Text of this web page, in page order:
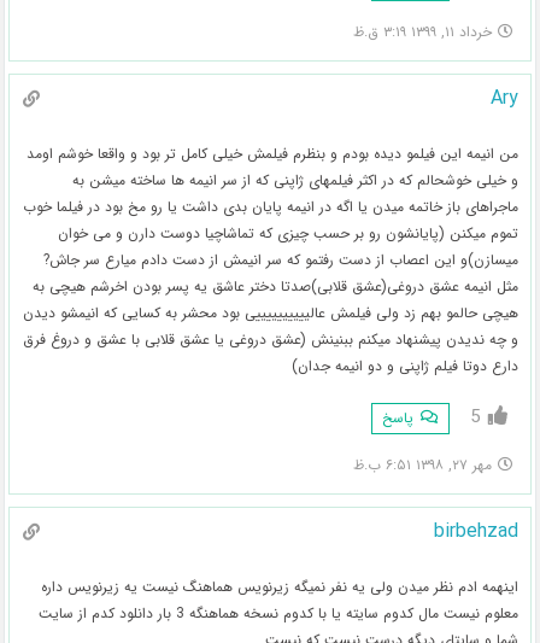
خرداد ۱۱, ۱۳۹۹ ۳:۱۹ ق.ظ
Ary
من انیمه این فیلمو دیده بودم و بنظرم فیلمش خیلی کامل تر بود و واقعا خوشم اومد
و خیلی خوشحالم که در اکثر فیلمهای ژاپنی که از سر انیمه ها ساخته میشن به
ماجراهای باز خاتمه میدن یا اگه در انیمه پایان بدی داشت یا رو مخ بود در فیلما خوب
تموم میکنن (پایانشون رو بر حسب چیزی که تماشاچیا دوست دارن و می خوان
میسازن)و این اعصاب از دست رفتمو که سر انیمش از دست دادم میارع سر جاش?
مثل انیمه عشق دروغی(عشق قلابی)صدتا دختر عاشق یه پسر بودن اخرشم هیچی به
هیچی حالمو بهم زد ولی فیلمش عالییییییییییی بود محشر به کسایی که انیمشو دیدن
و چه ندیدن پیشنهاد میکنم ببنینش (عشق دروغی یا عشق قلابی با عشق و دروغ فرق
دارع دوتا فیلم ژاپنی و دو انیمه جدان)
5 پاسخ
مهر ۲۷, ۱۳۹۸ ۶:۵۱ ب.ظ
birbehzad
اینهمه ادم نظر میدن ولی یه نفر نمیگه زیرنویس هماهنگ نیست یه زیرنویس داره
معلوم نیست مال کدوم سایته یا با کدوم نسخه هماهنگه 3 بار دانلود کدم از سایت